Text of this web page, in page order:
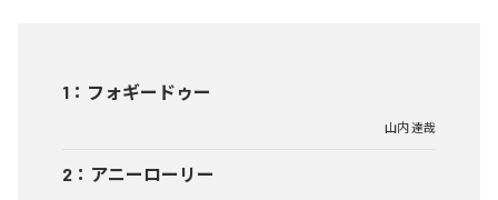
1 ： フォギードゥー
山内 達哉
2 ： アニーローリー